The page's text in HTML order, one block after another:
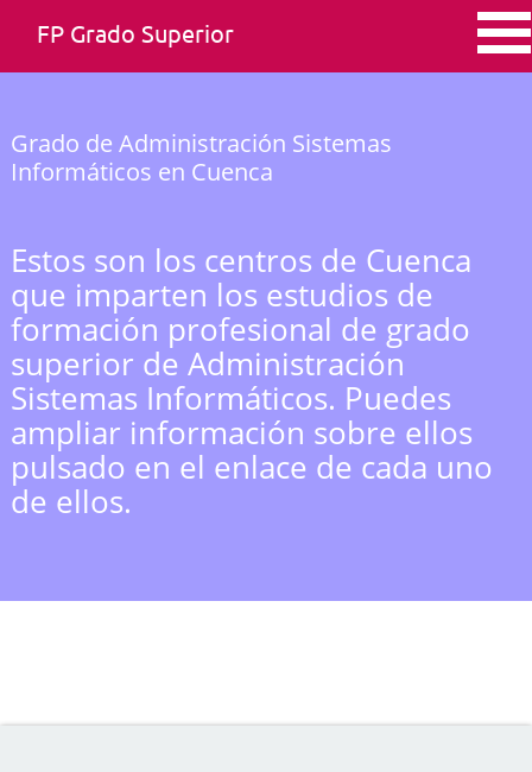
FP Grado Superior
Grado de Administración Sistemas
Informáticos en Cuenca
Estos son los centros de Cuenca
que imparten los estudios de
formación profesional de grado
superior de Administración
Sistemas Informáticos. Puedes
ampliar información sobre ellos
pulsado en el enlace de cada uno
de ellos.